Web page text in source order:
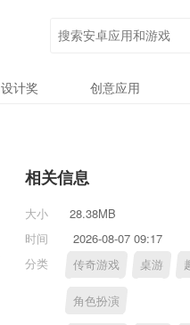
设计奖 创意应用
相关信息
大小
28.38MB
时间
2026-08-07 09:17
分类
传奇游戏 桌游
角色扮演